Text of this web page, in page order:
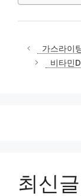
가스라이
비타민
최신글